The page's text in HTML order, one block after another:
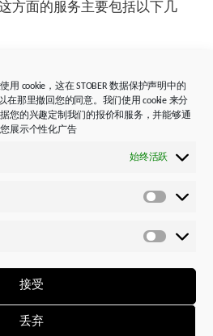
cookie，这在 STOBER 数据保护声明中的
在那里撤回您的同意。我们使用 cookie 来分
您的兴趣定制我们的报价和服务，并能够通
展示个性化广告
始终活跃
数
接受
丢弃
方面的服务主要包括以下几